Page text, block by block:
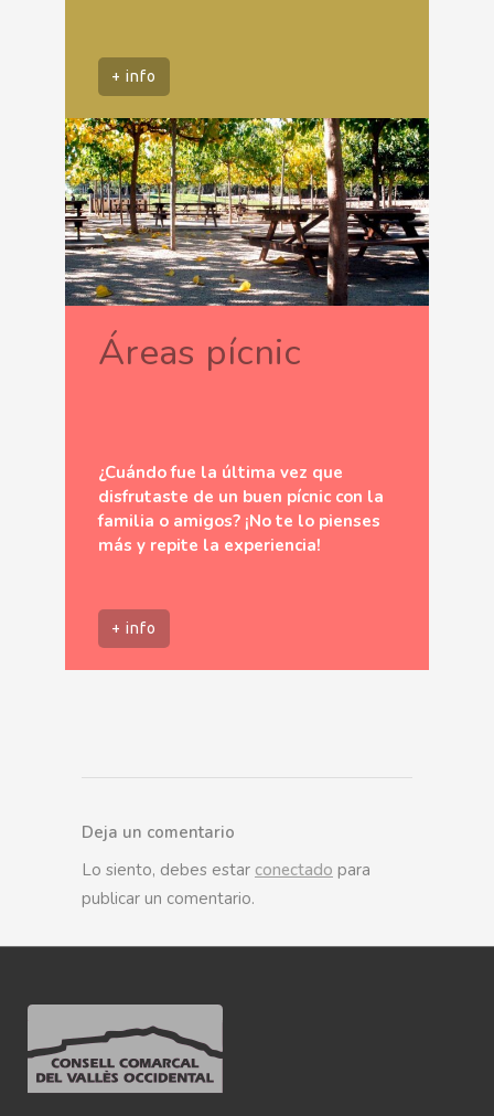
+ info
Áreas pícnic
¿Cuándo fue la última vez que
disfrutaste de un buen pícnic con la
familia o amigos? ¡No te lo pienses
más y repite la experiencia!
+ info
Deja un comentario
Lo siento, debes estar conectado para
publicar un comentario.